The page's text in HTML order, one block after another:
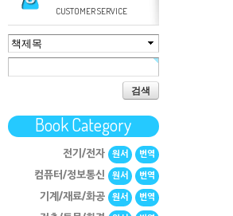
CUSTOMER SERVICE
검색
Book Category
전기/전자 원서 번역
컴퓨터/정보통신 원서 번역
기계/재료/화공 원서 번역